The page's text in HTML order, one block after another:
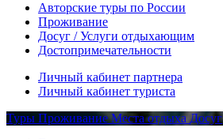
Авторские туры по России
Проживание
Досуг / Услуги отдыхающим
Достопримечательности
Личный кабинет партнера
Личный кабинет туриста
Туры ПроживаниеМеста отдыха Досуг